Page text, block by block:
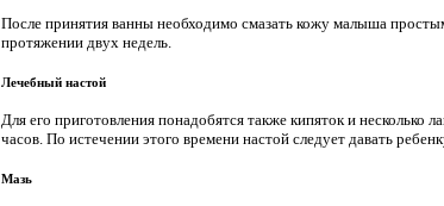
После принятия ванны необходимо смазать кожу малыша
протяжении двух недель.
Лечебный настой
Для его приготовления понадобятся также кипяток и несколько
часов. По истечении этого времени настой следует давать
Мазь